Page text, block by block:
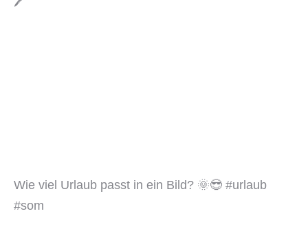
Wie viel Urlaub passt in ein Bild? 🌞😎 #urlaub
#som